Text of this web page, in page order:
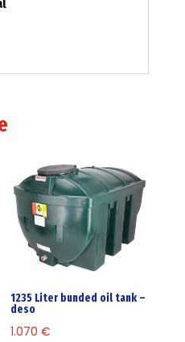
1235 Liter bunded oil tank –
deso
1.070€